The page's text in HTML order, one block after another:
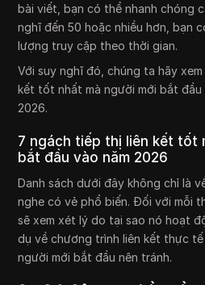
bài viết, bạn có thể nhanh chóng
nghĩ đến 50 hoặc nhiều hơn, bạn
lượng truy cập theo thời gian.
Với suy nghĩ đó, chúng ta hãy
kết tốt nhất mà người mới bắt đầu
2026.
7 ngách tiếp thị liên kết tốt
bắt đầu vào năm 2026
Danh sách dưới đây không chỉ là
nghe có vẻ phổ biến. Đối với mỗi
sẽ xem xét lý do tại sao nó hoạt
dụ về chương trình liên kết thực tế
người mới bắt đầu nên tránh.